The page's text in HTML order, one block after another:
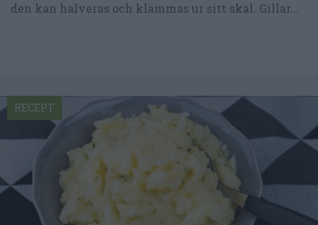
den kan halveras och klämmas ur sitt skal. Gillar...
RECEPT